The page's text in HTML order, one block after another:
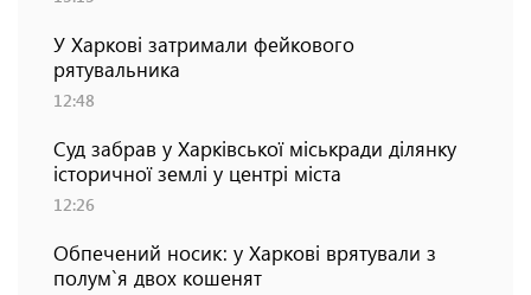
У Харкові затримали фейкового
рятувальника
12:48
Суд забрав у Харківської міськради ділянку
історичної землі у центрі міста
12:26
Обпечений носик: у Харкові врятували з
полум`я двох кошенят